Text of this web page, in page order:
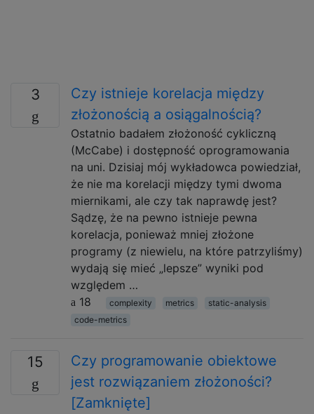
3
Czy istnieje korelacja między
złożonością a osiągalnością?
Ostatnio badałem złożoność cykliczną
(McCabe) i dostępność oprogramowania
na uni. Dzisiaj mój wykładowca powiedział,
że nie ma korelacji między tymi dwoma
miernikami, ale czy tak naprawdę jest?
Sądzę, że na pewno istnieje pewna
korelacja, ponieważ mniej złożone
programy (z niewielu, na które patrzyliśmy)
wydają się mieć „lepsze” wyniki pod
względem …
18
complexity metrics
static-analysis
code-metrics
15
Czy programowanie obiektowe
jest rozwiązaniem złożoności?
[Zamknięte]